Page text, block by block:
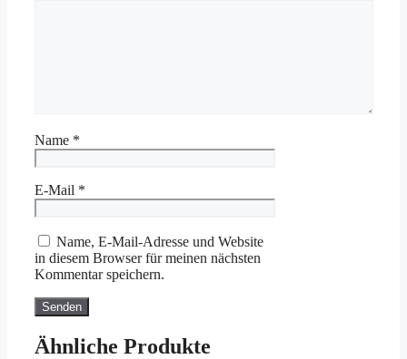
Name *
E-Mail *
Name, E-Mail-Adresse und Website
in diesem Browser für meinen nächsten
Kommentar speichern.
Ähnliche Produkte